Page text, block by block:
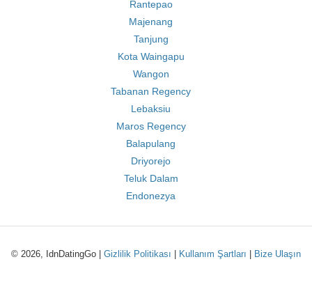
Rantepao
Majenang
Tanjung
Kota Waingapu
Wangon
Tabanan Regency
Lebaksiu
Maros Regency
Balapulang
Driyorejo
Teluk Dalam
Endonezya
© 2026, IdnDatingGo | Gizlilik Politikası Kullanım Şartları Bize Ulaşın